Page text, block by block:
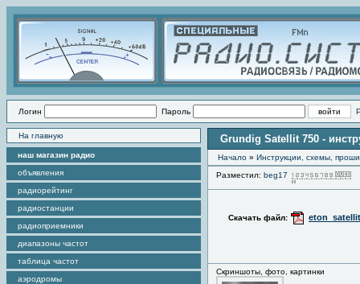
Логин Пароль
На главную
наш магазин радио
объявления
радиорейтинг
радиостанции
радиоприемники
диапазоны частот
таблица частот
аэродромы
Grundig Satellit 750 -
Начало » Инструкции, схемы,
Разместил: beg17
Скачать файл:
Скриншоты, фото, картинки